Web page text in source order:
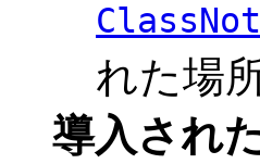
れた場
導入され